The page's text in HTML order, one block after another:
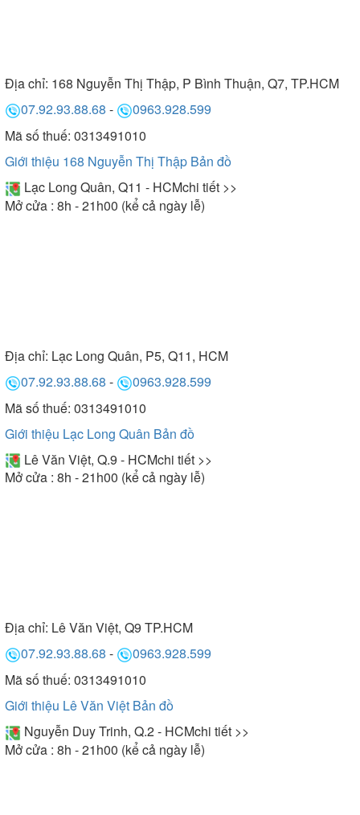
Địa chỉ: 168 Nguyễn Thị Thập, P Bình Thuận, Q7, TP.HCM
07.92.93.88.68 -
0963.928.599
Mã số thuế: 0313491010
Giới thiệu 168 Nguyễn Thị Thập Bản đồ
Lạc Long Quân, Q11 - HCMchi tiết >>
Mở cửa : 8h - 21h00 (kể cả ngày lễ)
Địa chỉ: Lạc Long Quân, P5, Q11, HCM
07.92.93.88.68 -
0963.928.599
Mã số thuế: 0313491010
Giới thiệu Lạc Long Quân Bản đồ
Lê Văn Việt, Q.9 - HCMchi tiết >>
Mở cửa : 8h - 21h00 (kể cả ngày lễ)
Địa chỉ: Lê Văn Việt, Q9 TP.HCM
07.92.93.88.68 -
0963.928.599
Mã số thuế: 0313491010
Giới thiệu Lê Văn Việt Bản đồ
Nguyễn Duy Trinh, Q.2 - HCMchi tiết >>
Mở cửa : 8h - 21h00 (kể cả ngày lễ)